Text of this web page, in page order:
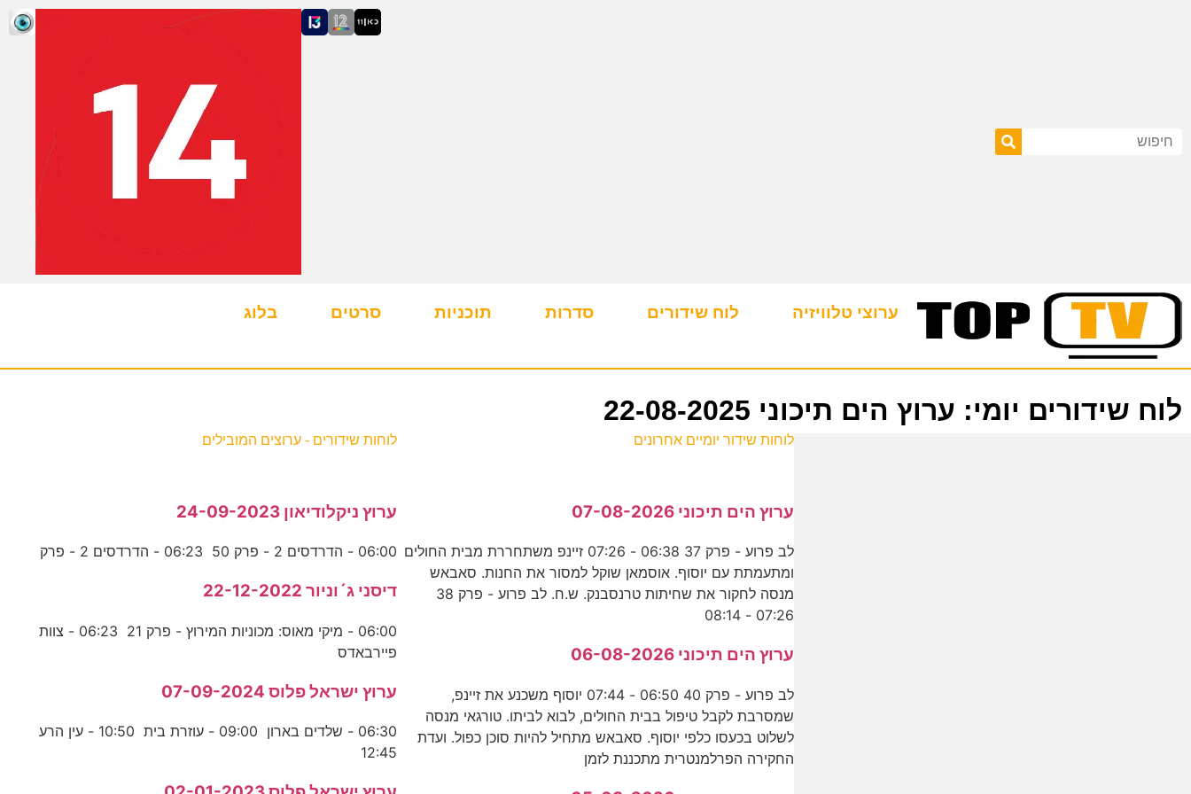
ערוצי טלוויזיה לוח שידורים סדרות תוכניות סרטים בלוג
לוח שידורים יומי: ערוץ הים תיכוני 22-08-2025
לוחות שידור יומיים אחרונים
ערוץ הים תיכוני 07-08-2026
לב פרוע - פרק 37 06:38 - 07:26 זיינפ משתחררת מבית החולים
ומתעמתת עם יוסוף. אוסמאן שוקל למסור את החנות. סאבאש
מנסה לחקור את שחיתות טרנסבנק. ש.ח. לב פרוע - פרק 38
07:26 - 08:14
ערוץ הים תיכוני 06-08-2026
לב פרוע - פרק 40 06:50 - 07:44 יוסוף משכנע את זיינפ,
שמסרבת לקבל טיפול בבית החולים, לבוא לביתו. טורגאי מנסה
לשלוט בכעסו כלפי יוסוף. סאבאש מתחיל להיות סוכן כפול. ועדת
החקירה הפרלמנטרית מתכננת לזמן
לוחות שידורים - ערוצים המובילים
ערוץ ניקלודיאון 24-09-2023
06:00 - הדרדסים 2 - פרק 50 06:23 - הדרדסים 2 - פרק
דיסני ג´וניור 22-12-2022
06:00 - מיקי מאוס: מכוניות המירוץ - פרק 21 06:23 - צוות
פיירבאדס
ערוץ ישראל פלוס 07-09-2024
06:30 - שלדים בארון 09:00 - עוזרת בית 10:50 - עין הרע
12:45